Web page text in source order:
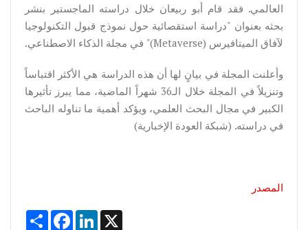
العالمي. فقد قام أبو ربيعان خلال دراسته الماجستير بنشر
بحثه بعنوان "دراسة استقصائية حول نموذج قبول التكنولوجيا
لآفاق الميتافيرس (Metaverse)" في مجلة الذكاء الاصطناعي.
وأعلنت المجلة في بيانٍ لها أن هذه الدراسة هي الأكثر اقتباساً
وتنزيلاً في المجلة خلال الـ36 شهراً الماضية، مما يبرز تأثيرها
الكبير في مجال البحث العلمي، ويؤكد أهمية ما تناوله الباحث
في دراسته. (شبكة العودة الإخبارية)
المصدر
Share FacebookLinkedIn